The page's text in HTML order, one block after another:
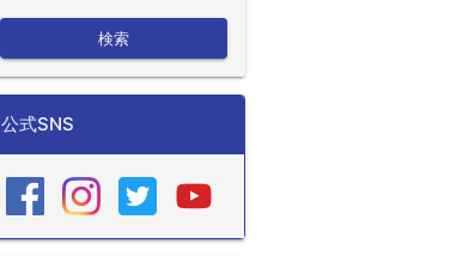
検索
公式SNS